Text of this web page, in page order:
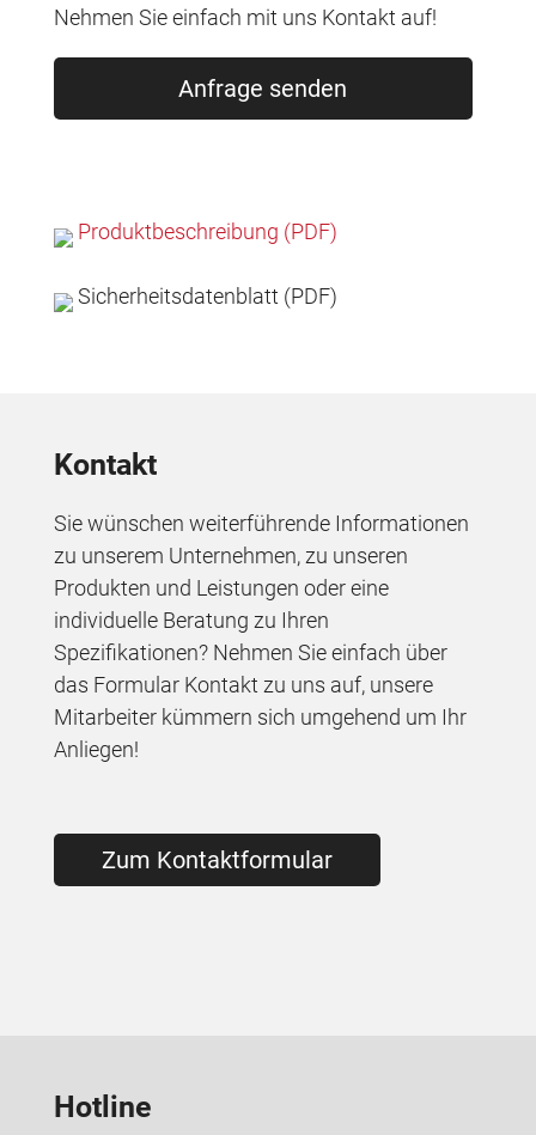
Nehmen Sie einfach mit uns Kontakt auf!
Anfrage senden
Produktbeschreibung (PDF)
Sicherheitsdatenblatt (PDF)
Kontakt
Sie wünschen weiterführende Informationen
zu unserem Unternehmen, zu unseren
Produkten und Leistungen oder eine
individuelle Beratung zu Ihren
Spezifikationen? Nehmen Sie einfach über
das Formular Kontakt zu uns auf, unsere
Mitarbeiter kümmern sich umgehend um Ihr
Anliegen!
Zum Kontaktformular
Hotline